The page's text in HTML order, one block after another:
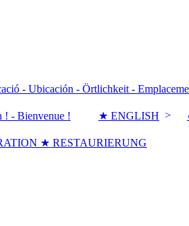
- Ubicación - Örtlichkeit -
! - Bienvenue ! ★ ENGLISH
★ RESTAURIERUNG